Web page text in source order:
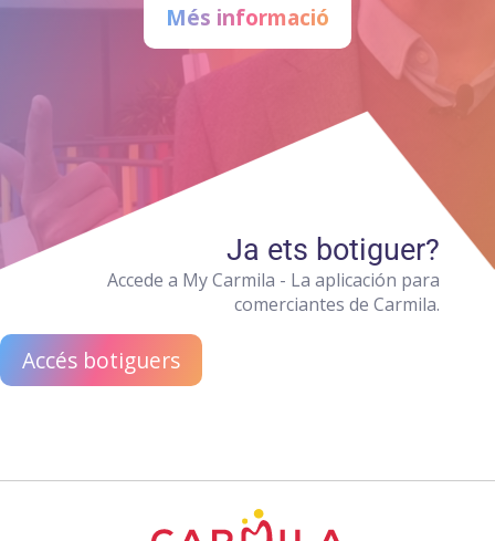
Més informació
Ja ets botiguer?
Accede a My Carmila - La aplicación para
comerciantes de Carmila.
Accés botiguers